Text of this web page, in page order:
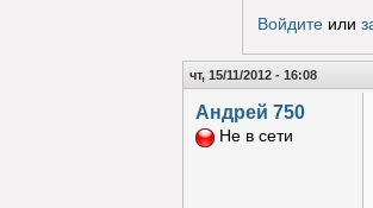
Войдитеили
чт, 15/11/2012 - 16:08
Андрей 750
Не в сети